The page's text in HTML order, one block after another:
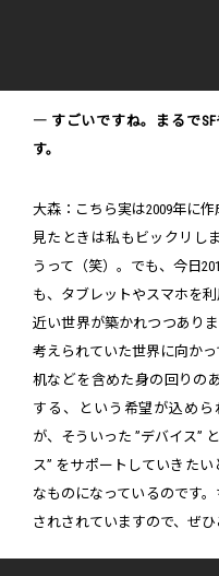
― すごいですね。まるで
す。
大森：こちら実は2009年に
見たときは私もビックリし
うって（笑）。でも、今日
も、タブレットやスマホを
近い世界が築かれつつあり
考えられていた世界に向か
机などを含めた身の回りの
する、という希望が込め
が、そういった ”デバイス”
ス” をサポートしていきた
なものになっているのです
されされていますので、ぜひ